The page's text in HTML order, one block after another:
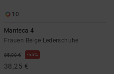
10
Manteca 4
Frauen Beige Lederschuhe
85,00 € 55%
38,25 €